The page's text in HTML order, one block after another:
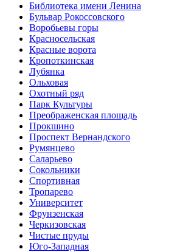
Библиотека имени Ленина
Бульвар Рокоссовского
Воробьевы горы
Красно­сельская
Красные ворота
Кропоткинс­кая
Лубянка
Ольховая
Охотный ряд
Парк Культуры
Преобра­женская площадь
Прокшино
Проспект Вернандского
Румянцево
Саларьево
Сокольники
Спортивная
Тропарево
Университет
Фрунзенская
Черкизовская
Чистые пруды
Юго-Западная